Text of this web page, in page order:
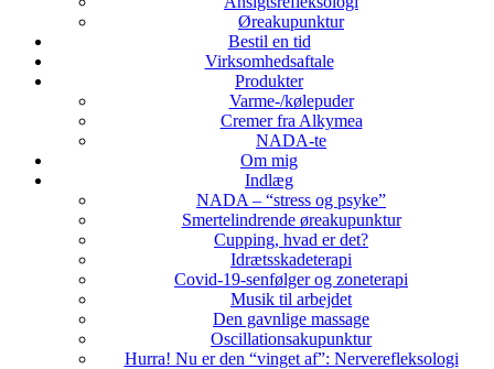
Øreakupunktur
Bestil en tid
Virksomhedsaftale
Produkter
Varme-/kølepuder
Cremer fra Alkymea
NADA-te
Om mig
Indlæg
NADA – “stress og psyke”
Smertelindrende øreakupunktur
Cupping, hvad er det?
Idrætsskadeterapi
Covid-19-senfølger og zoneterapi
Musik til arbejdet
Den gavnlige massage
Oscillationsakupunktur
Hurra! Nu er den “vinget af”: Nerverefleksologi